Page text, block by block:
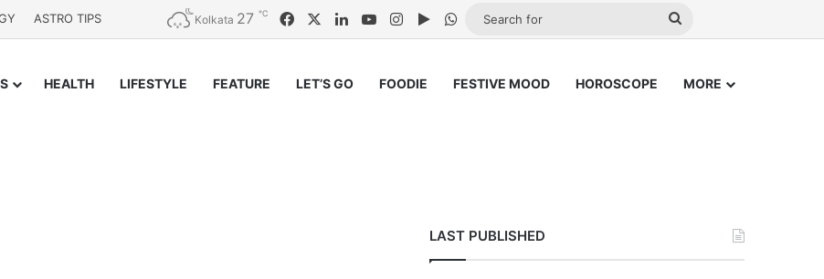
ASTRO TIPS Kolkata 27 ℃ FacebookLinkedInYouTubeInstagram
Google Play
WhatsApp
HEALTH LIFESTYLE FEATURE LET’S GO FOODIE FESTIVE MOOD HOROSCOPE MORE
LAST PUBLISHED